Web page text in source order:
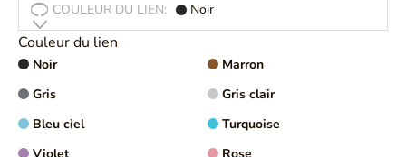
COULEUR DU LIEN: Noir
Couleur du lien
Noir
Marron
Gris
Gris clair
Bleu ciel
Turquoise
Violet
Rose